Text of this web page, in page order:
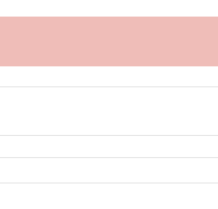
imediatamente